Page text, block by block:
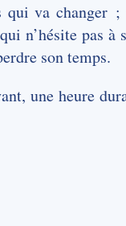
qui va changer
n’hésite pas à
son temps.
une heure